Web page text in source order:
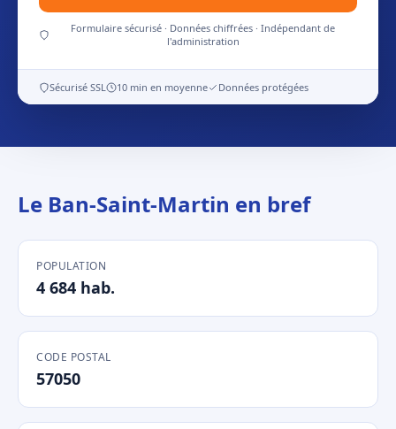
Formulaire sécurisé · Données chiffrées · Indépendant de
l'administration
Sécurisé SSL 10 min en moyenne Données protégées
Le Ban-Saint-Martin en bref
POPULATION
4 684 hab.
CODE POSTAL
57050